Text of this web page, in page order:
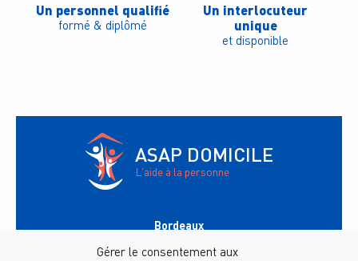
Gérer le consentement aux
Un personnel qualifié
formé & diplômé
Un interlocuteur
unique
et disponible
ASAP DOMICILE
L'aide à la personne
Bordeaux
33200Bordeaux